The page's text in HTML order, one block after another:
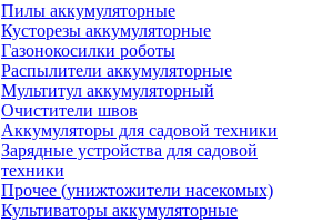
Пилы аккумуляторные
Кусторезы аккумуляторные
Газонокосилки роботы
Распылители аккумуляторные
Мультитул аккумуляторный
Очистители швов
Аккумуляторы для садовой техники
Зарядные устройства для садовой
техники
Прочее (унижтожители насекомых)
Культиваторы аккумуляторные